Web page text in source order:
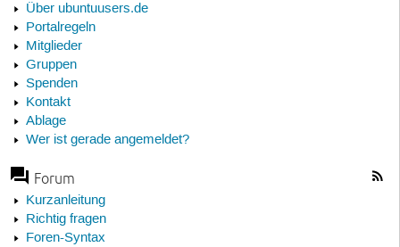
Über ubuntuusers.de
Portalregeln
Mitglieder
Gruppen
Spenden
Kontakt
Ablage
Wer ist gerade angemeldet?
Forum
Kurzanleitung
Richtig fragen
Foren-Syntax